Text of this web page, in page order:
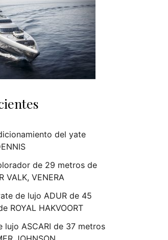
del yate
de 29 metros de
VALK, VENERA
de lujo ADUR de 45
ROYAL HAKVOORT
lujo ASCARI de 37 metros